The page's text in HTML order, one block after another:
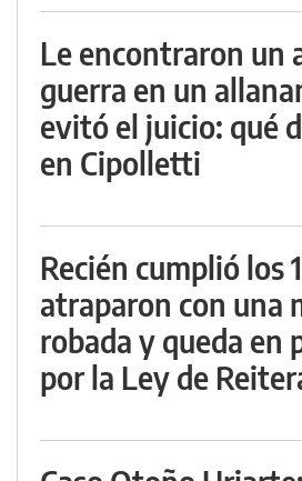
Le encontraron un
guerra en un
evitó el juicio: qué
en Cipolletti
Recién cumplió los
atraparon con una
robada y queda en
por la Ley de